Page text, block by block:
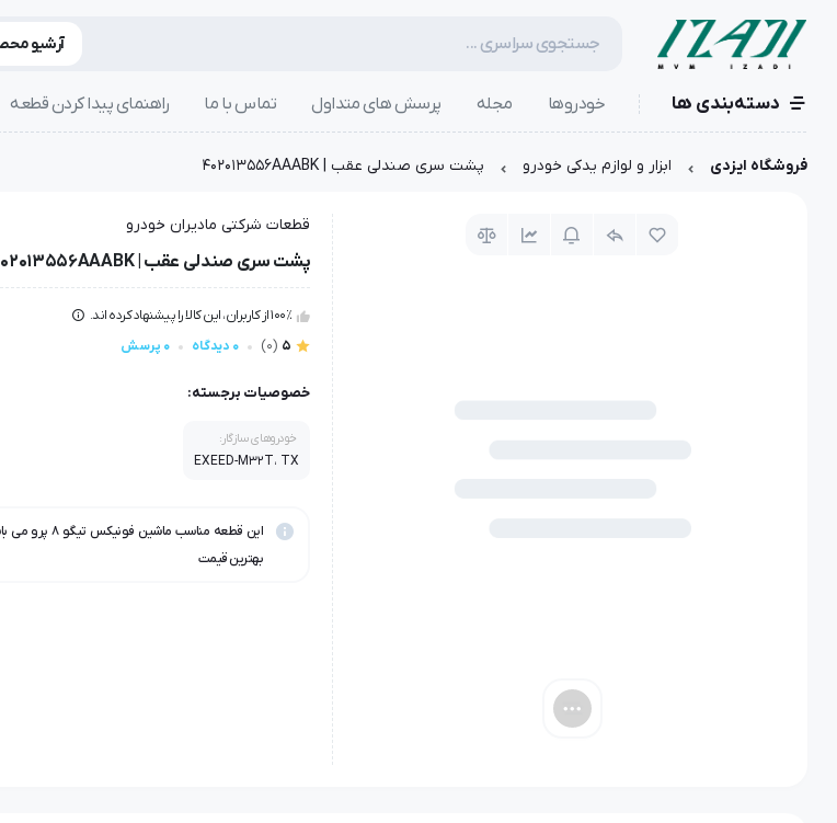
آرشیو
دسته‌بندی ها خودروها مجله پرسش های متداول تماس با ما راهنمای پیدا کردن قطعه
فروشگاه ایزدی ابزار و لوازم یدکی خودرو پشت سری صندلی عقب | 402013556AAABK
قطعات شرکتی مادیران خودرو
پشت سری صندلی عقب | 402013556AAABK
100٪ از کاربران، این کالا را پیشنهاد کرده اند.
5
(0) 0 دیدگاه 0 پرسش
خصوصیات برجسته:
خودروهای سازگار:
EXEED-M32T، TX
این قطعه
بهترین قیمت